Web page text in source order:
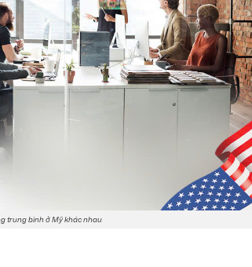
trung bình ở Mỹ khác nhau